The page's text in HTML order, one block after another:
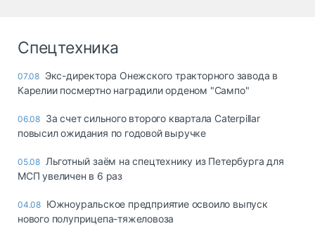
Спецтехника
07.08 Экс-директора Онежского тракторного завода в
Карелии посмертно наградили орденом "Сампо"
06.08 За счет сильного второго квартала Caterpillar
повысил ожидания по годовой выручке
05.08 Льготный заём на спецтехнику из Петербурга для
МСП увеличен в 6 раз
04.08 Южноуральское предприятие освоило выпуск
нового полуприцепа-тяжеловоза